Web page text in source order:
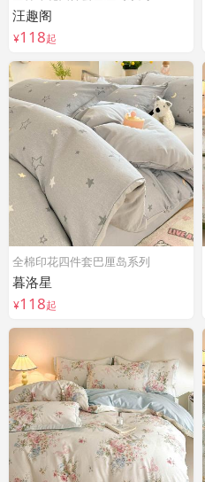
汪趣阁
¥118起
全棉印花四件套巴厘岛系列
暮洛星
¥118起